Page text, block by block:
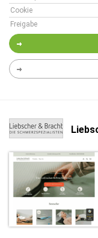
Cookie
Freigabe